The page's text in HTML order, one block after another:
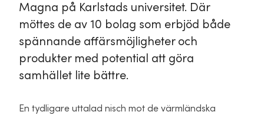
Magna på Karlstads universitet. Där
möttes de av 10 bolag som erbjöd både
spännande affärsmöjligheter och
produkter med potential att göra
samhället lite bättre.
En tydligare uttalad nisch mot de värmländska